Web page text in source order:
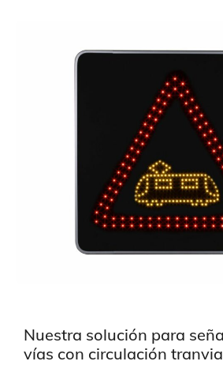
Nuestra solución para
vías con circulación